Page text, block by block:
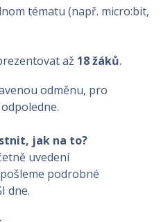
tématu (např. micro:bit,
až 18 žáků.
odměnu, pro
jak na to?
uvedení
podrobné
dne.